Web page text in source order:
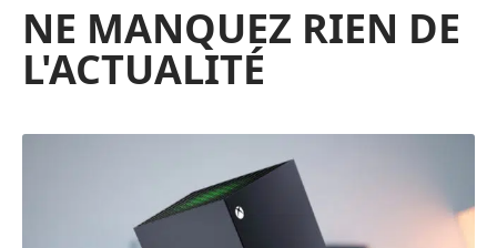
NE MANQUEZ RIEN DE
L'ACTUALITÉ